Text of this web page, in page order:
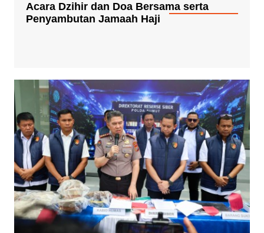
Acara Dzihir dan Doa Bersama serta
Penyambutan Jamaah Haji